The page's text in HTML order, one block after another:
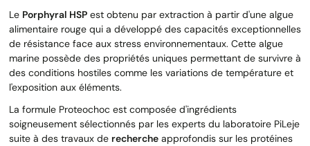
Le Porphyral HSP est obtenu par extraction à partir d'une algue
alimentaire rouge qui a développé des capacités exceptionnelles
de résistance face aux stress environnementaux. Cette algue
marine possède des propriétés uniques permettant de survivre à
des conditions hostiles comme les variations de température et
l'exposition aux éléments.
La formule Proteochoc est composée d'ingrédients
soigneusement sélectionnés par les experts du laboratoire PiLeje
suite à des travaux de recherche approfondis sur les protéines